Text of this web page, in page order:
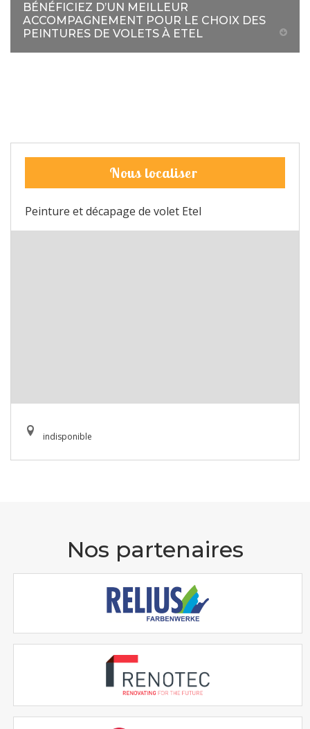
BÉNÉFICIEZ D’UN MEILLEUR
ACCOMPAGNEMENT POUR LE CHOIX DES
PEINTURES DE VOLETS À ETEL
Nous localiser
Peinture et décapage de volet Etel
indisponible
Nos partenaires